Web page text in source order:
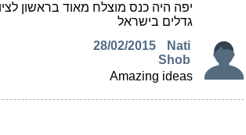
יפה היה כנס מוצלח מאוד בראשון
גדלים בישראל
Nati
Shob
28/02/2015
Amazing ideas